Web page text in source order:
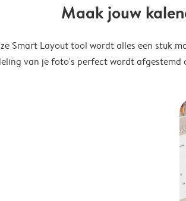
Maak jouw
Smart Layout tool wordt alles een stuk
van je foto's perfect wordt afgestemd